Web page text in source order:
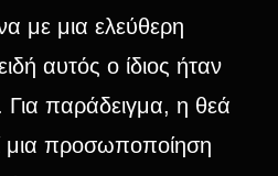
με μια ελεύθερη
αυτός ο ίδιος ήταν
παράδειγμα, η θεά
μια προσωποποίηση